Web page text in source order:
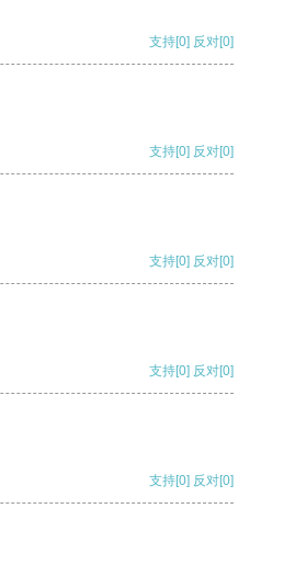
支持[0] 反对[0]
支持[0] 反对[0]
支持[0] 反对[0]
支持[0] 反对[0]
支持[0] 反对[0]